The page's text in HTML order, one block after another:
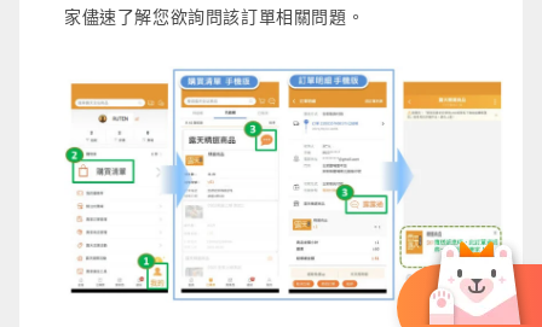
家儘速了解您欲詢問該訂單相關問題。